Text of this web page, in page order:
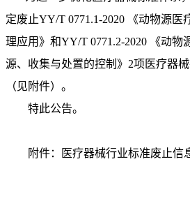
定废止YY/T 0771.1-2020 《动物源医
理应用》和YY/T 0771.2-2020 《动物
源、收集与处置的控制》2项医疗器
（见附件）。
特此公告。
附件：医疗器械行业标准废止信